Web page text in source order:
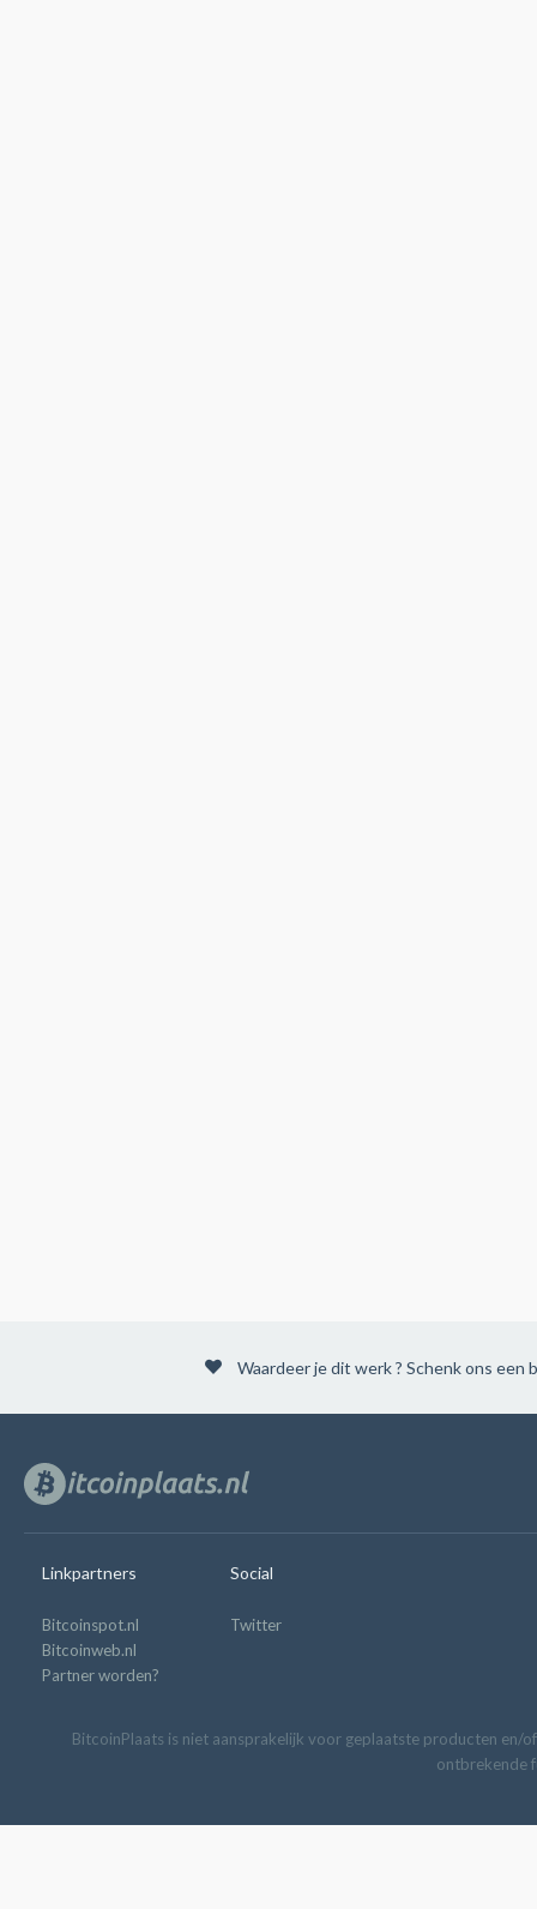
Waardeer je dit werk ? Schenk ons een
Linkpartners
Bitcoinspot.nl
Bitcoinweb.nl
Partner worden?
Social
Twitter
BitcoinPlaats is niet aansprakelijk voor geplaatste producten en/
ontbrekende